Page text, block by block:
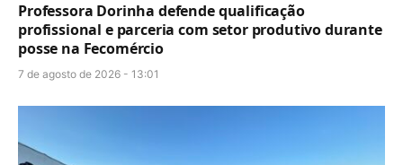
Professora Dorinha defende qualificação
profissional e parceria com setor produtivo durante
posse na Fecomércio
7 de agosto de 2026 - 13:01